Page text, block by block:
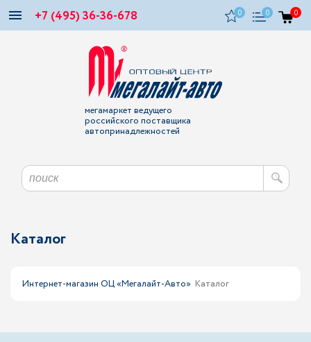
+7 (495) 36-36-678 0 0 0
мегамаркет ведущего
российского поставщика
автопринадлежностей
Каталог
Интернет-магазин ОЦ «Мегалайт-Авто» Каталог